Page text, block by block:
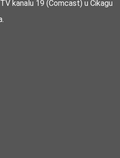
kanalu 19 (Comcast) u Čikagu